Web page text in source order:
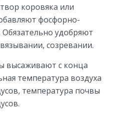
коровяка или
фосфорно-
Обязательно удобряют
созревании.
высаживают с конца
температура воздуха
температура почвы